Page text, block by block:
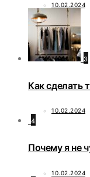
10.02.2024
3
Как сделать
10.02.2024
4
Почему я не
10.02.2024